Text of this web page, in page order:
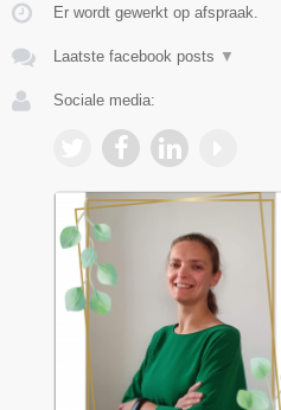
Er wordt gewerkt op afspraak.
Laatste facebook posts ▼
Sociale media: